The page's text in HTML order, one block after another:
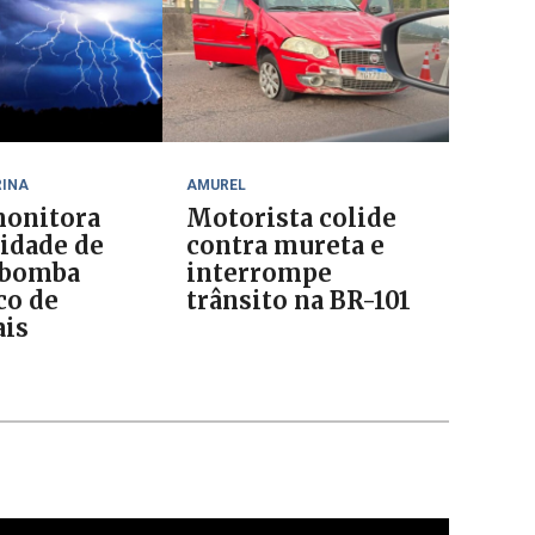
de
de
AMUREL
Motorista colide
contra mureta e
interrompe
trânsito na BR-101